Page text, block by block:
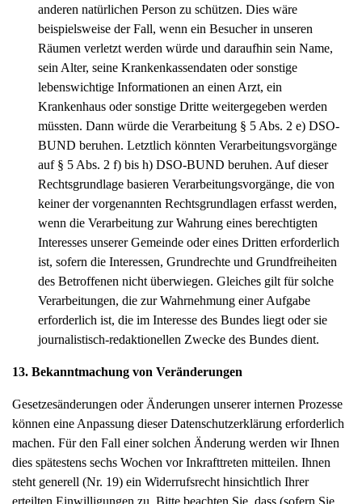
anderen natürlichen Person zu schützen. Dies wäre
beispielsweise der Fall, wenn ein Besucher in unseren
Räumen verletzt werden würde und daraufhin sein Name,
sein Alter, seine Krankenkassendaten oder sonstige
lebenswichtige Informationen an einen Arzt, ein
Krankenhaus oder sonstige Dritte weitergegeben werden
müssten. Dann würde die Verarbeitung § 5 Abs. 2 e) DSO-
BUND beruhen. Letztlich könnten Verarbeitungsvorgänge
auf § 5 Abs. 2 f) bis h) DSO-BUND beruhen. Auf dieser
Rechtsgrundlage basieren Verarbeitungsvorgänge, die von
keiner der vorgenannten Rechtsgrundlagen erfasst werden,
wenn die Verarbeitung zur Wahrung eines berechtigten
Interesses unserer Gemeinde oder eines Dritten erforderlich
ist, sofern die Interessen, Grundrechte und Grundfreiheiten
des Betroffenen nicht überwiegen. Gleiches gilt für solche
Verarbeitungen, die zur Wahrnehmung einer Aufgabe
erforderlich ist, die im Interesse des Bundes liegt oder sie
journalistisch-redaktionellen Zwecke des Bundes dient.
13. Bekanntmachung von Veränderungen
Gesetzesänderungen oder Änderungen unserer internen Prozesse
können eine Anpassung dieser Datenschutzerklärung erforderlich
machen. Für den Fall einer solchen Änderung werden wir Ihnen
dies spätestens sechs Wochen vor Inkrafttreten mitteilen. Ihnen
steht generell (Nr. 19) ein Widerrufsrecht hinsichtlich Ihrer
erteilten Einwilligungen zu. Bitte beachten Sie, dass (sofern Sie